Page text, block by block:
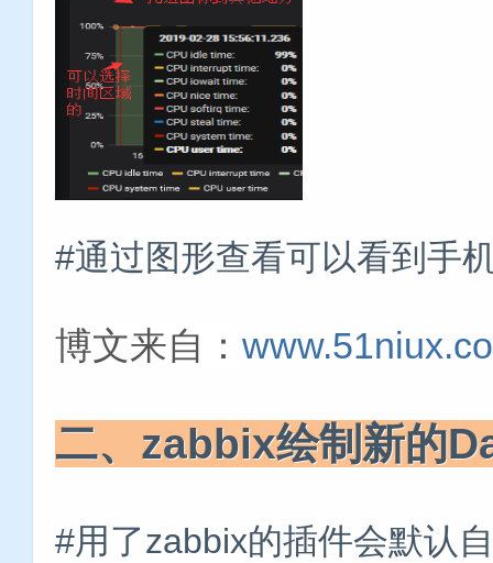
#通过图形查看可以看到手
博文来自：
二、zabbix绘制新的
#用了zabbix的插件会默认